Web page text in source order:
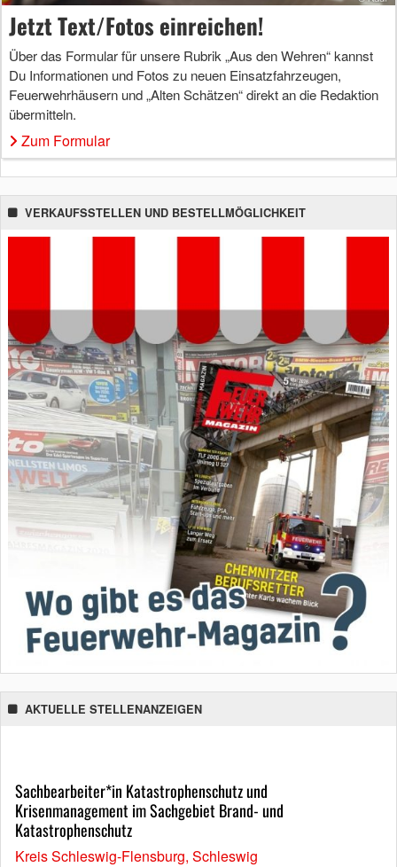
Jetzt Text/Fotos einreichen!
Über das Formular für unsere Rubrik „Aus den Wehren“ kannst
Du Informationen und Fotos zu neuen Einsatzfahrzeugen,
Feuerwehrhäusern und „Alten Schätzen“ direkt an die Redaktion
übermitteln.
Zum Formular
VERKAUFSSTELLEN UND BESTELLMÖGLICHKEIT
AKTUELLE STELLENANZEIGEN
Sachbearbeiter*in Katastrophenschutz und
Krisenmanagement im Sachgebiet Brand- und
Katastrophenschutz
Kreis Schleswig-Flensburg, Schleswig